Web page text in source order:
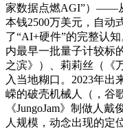
家数据点燃AGI”）——
本钱2500万美元，自动
了“AI+硬件”的完整认
内最早一批量子计较标
之滨》）、莉莉丝（《
入当地糊口。2023年出
嵘的破壳机械人（，谷
《JungoJam》制做人
人规模，动念出现的定